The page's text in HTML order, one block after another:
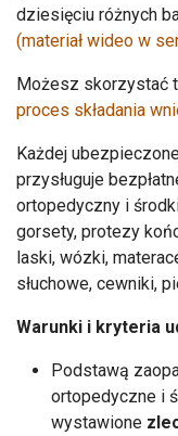
dziesięciu różnych
(materiał wideo w
Możesz skorzystać
proces składania
Każdej
przysługuje
ortopedyczny i
gorsety, protezy
laski, wózki,
słuchowe, cewniki,
Warunki i kryteria
Podstawą
ortopedyczne i
wystawione